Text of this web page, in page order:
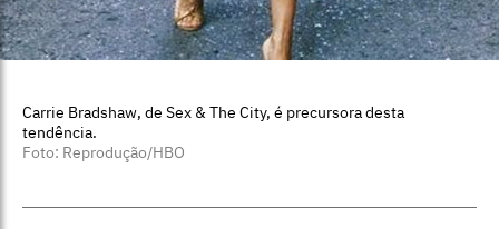
Carrie Bradshaw, de Sex & The City, é precursora desta
tendência.
Foto: Reprodução/HBO